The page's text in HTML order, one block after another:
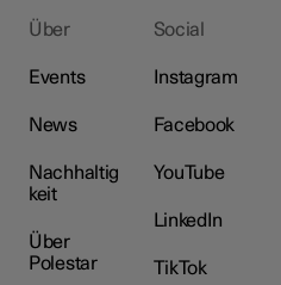
Über
Events
News
Nachhaltig
keit
Über
Polestar
Social
Instagram
Facebook
YouTube
LinkedIn
TikTok